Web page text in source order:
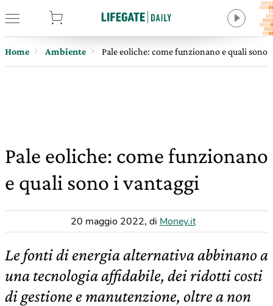
Home Ambiente Pale eoliche: come funzionano e quali sono
Pale eoliche: come funzionano
e quali sono i vantaggi
20 maggio 2022, di Money.it
Le fonti di energia alternativa abbinano a
una tecnologia affidabile, dei ridotti costi
di gestione e manutenzione, oltre a non